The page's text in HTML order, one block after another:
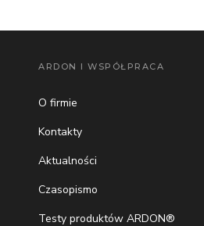
ARDON I WSPÓŁPRACA
O firmie
Kontakty
Aktualności
Czasopismo
Testy produktów ARDON®